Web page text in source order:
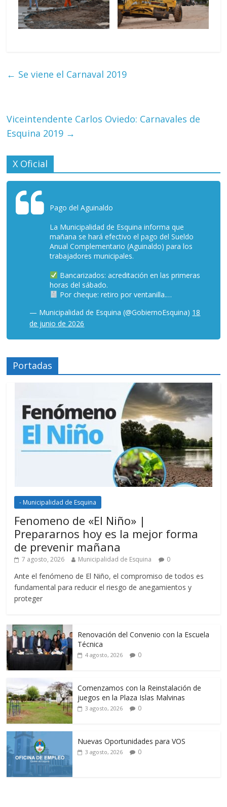
← Se viene el Carnaval 2019
Viceintendente Carlos Oviedo: Carnavales de
Esquina 2019 →
X Oficial
Pago del Aguinaldo
La Municipalidad de Esquina informa que
mañana se hará efectivo el pago del Sueldo
Anual Complementario (Aguinaldo) para los
trabajadores municipales.
Bancarizados: acreditación en las primeras
horas del sábado.
Por cheque: retiro por ventanilla.…
— Municipalidad de Esquina (@GobiernoEsquina) 18
de junio de 2026
Portadas
- Municipalidad de Esquina
Fenomeno de «El Niño» |
Prepararnos hoy es la mejor forma
de prevenir mañana
7 agosto, 2026 Municipalidad de Esquina 0
Ante el fenómeno de El Niño, el compromiso de todos es
fundamental para reducir el riesgo de anegamientos y
proteger
Renovación del Convenio con la Escuela
Técnica
4 agosto, 2026 0
Comenzamos con la Reinstalación de
juegos en la Plaza Islas Malvinas
3 agosto, 2026 0
Nuevas Oportunidades para VOS
3 agosto, 2026 0